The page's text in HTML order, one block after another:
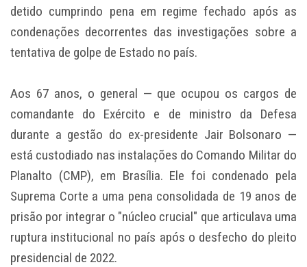
detido cumprindo pena em regime fechado após as
condenações decorrentes das investigações sobre a
tentativa de golpe de Estado no país.
Aos 67 anos, o general — que ocupou os cargos de
comandante do Exército e de ministro da Defesa
durante a gestão do ex-presidente Jair Bolsonaro —
está custodiado nas instalações do Comando Militar do
Planalto (CMP), em Brasília. Ele foi condenado pela
Suprema Corte a uma pena consolidada de 19 anos de
prisão por integrar o "núcleo crucial" que articulava uma
ruptura institucional no país após o desfecho do pleito
presidencial de 2022.